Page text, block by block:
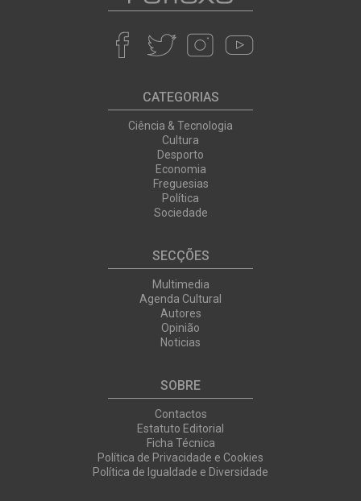
CATEGORIAS
Ciência & Tecnologia
Cultura
Desporto
Economia
Freguesias
Política
Sociedade
SECÇÕES
Multimedia
Agenda Cultural
Autores
Opinião
Noticias
SOBRE
Contactos
Estatuto Editorial
Ficha Técnica
Política de Privacidade e Cookies
Política de Igualdade e Diversidade